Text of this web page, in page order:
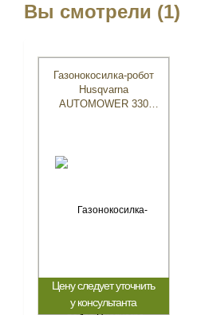
Вы смотрели (1)
Газонокосилка-робот
Husqvarna
AUTOMOWER 330
Цену следует уточнить
у консультанта